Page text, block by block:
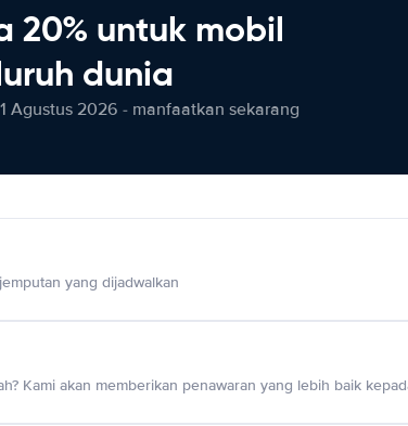
20% untuk mobil
dunia
Agustus 2026 - manfaatkan sekarang
yang dijadwalkan
Kami akan memberikan penawaran yang lebih baik